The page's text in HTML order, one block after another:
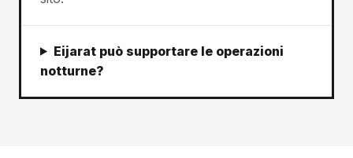
Eijarat può supportare le operazioni
notturne?